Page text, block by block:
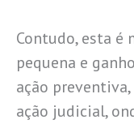
Contudo, esta é
pequena e
ação
ação judicial,